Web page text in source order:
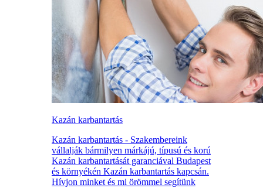
Kazán karbantartás
Kazán karbantartás - Szakembereink
vállalják bármilyen márkájú, típusú és korú
Kazán karbantartását garanciával Budapest
és környékén Kazán karbantartás kapcsán.
Hívjon minket és mi örömmel segítünk